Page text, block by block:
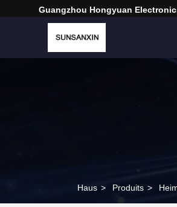
Guangzhou Hongyuan
Haus > Produits >